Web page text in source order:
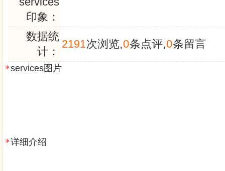
印象：
数据统
计：
2191次浏览,0条点评,0条留言
services图片
详细介绍